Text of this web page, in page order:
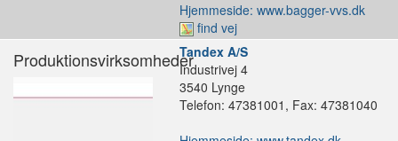
Hjemmeside: www.bagger-vvs.dk
find vej
ProduktionsvirksomhederTandex A/S
Industrivej 4
3540 Lynge
Telefon: 47381001, Fax: 47381040